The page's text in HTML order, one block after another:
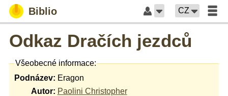
Biblio CZ
Odkaz Dračích jezdců
Všeobecné informace:
Podnázev: Eragon
Autor: Paolini Christopher